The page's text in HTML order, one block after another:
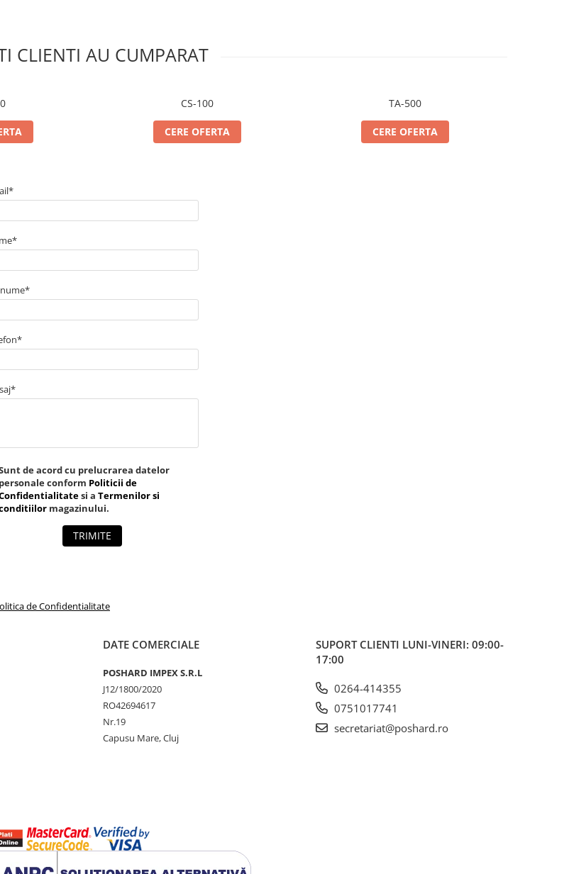
CLIENTI AU CUMPARAT
CS-100
CERE OFERTA
TA-500
CERE OFERTA
de acord cu prelucrarea datelor
personale conform Politicii de
si a Termenilor si
magazinului.
TRIMITE
de Confidentialitate
DATE COMERCIALE
POSHARD IMPEX S.R.L
J12/1800/2020
RO42694617
Nr.19
Capusu Mare, Cluj
SUPORT CLIENTI LUNI-VINERI: 09:00-
17:00
0264-414355
0751017741
secretariat@poshard.ro